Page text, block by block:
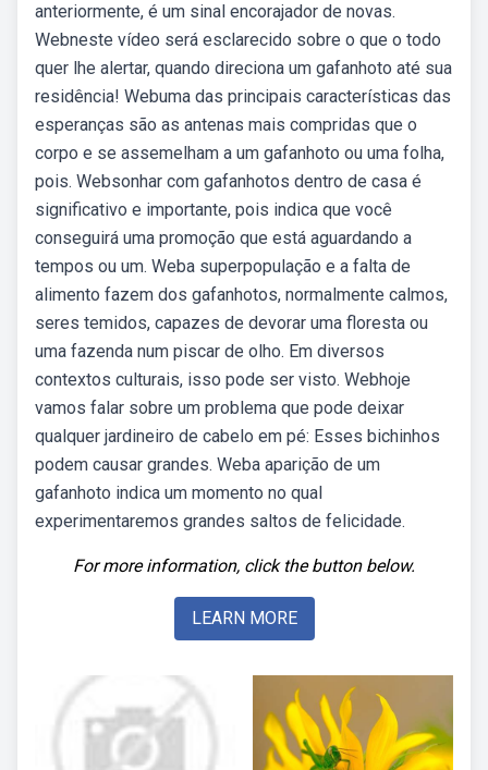
anteriormente, é um sinal encorajador de novas.
Webneste vídeo será esclarecido sobre o que o todo
quer lhe alertar, quando direciona um gafanhoto até sua
residência! Webuma das principais características das
esperanças são as antenas mais compridas que o
corpo e se assemelham a um gafanhoto ou uma folha,
pois. Websonhar com gafanhotos dentro de casa é
significativo e importante, pois indica que você
conseguirá uma promoção que está aguardando a
tempos ou um. Weba superpopulação e a falta de
alimento fazem dos gafanhotos, normalmente calmos,
seres temidos, capazes de devorar uma floresta ou
uma fazenda num piscar de olho. Em diversos
contextos culturais, isso pode ser visto. Webhoje
vamos falar sobre um problema que pode deixar
qualquer jardineiro de cabelo em pé: Esses bichinhos
podem causar grandes. Weba aparição de um
gafanhoto indica um momento no qual
experimentaremos grandes saltos de felicidade.
For more information, click the button below.
LEARN MORE